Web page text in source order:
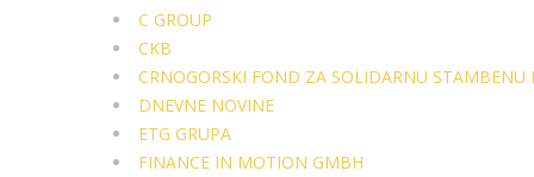
C GROUP
CKB
CRNOGORSKI FOND ZA SOLIDARNU STAMBENU
DNEVNE NOVINE
ETG GRUPA
FINANCE IN MOTION GMBH